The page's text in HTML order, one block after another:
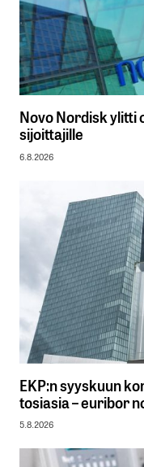
Novo Nordisk ylitti
sijoittajille
6.8.2026
EKP:n syyskuun
tosiasia – euribor
5.8.2026